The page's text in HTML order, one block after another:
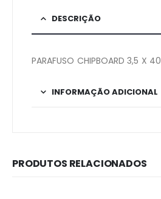
DESCRIÇÃO
PARAFUSO CHIPBOARD 3,5 X 40
INFORMAÇÃO ADICIONAL
PRODUTOS RELACIONADOS